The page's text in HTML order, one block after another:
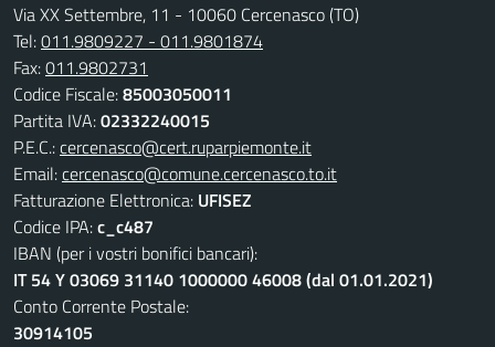
Via XX Settembre, 11 - 10060 Cercenasco (TO)
Tel:011.9809227 - 011.9801874
Fax:011.9802731
Codice Fiscale:85003050011
Partita IVA:02332240015
P.E.C.:cercenasco@cert.ruparpiemonte.it
Email:cercenasco@comune.cercenasco.to.it
Fatturazione Elettronica: UFISEZ
Codice IPA:c_c487
IBAN (per i vostri bonifici bancari):
IT 54 Y 03069 31140 1000000 46008 (dal 01.01.2021)
Conto Corrente Postale:
30914105